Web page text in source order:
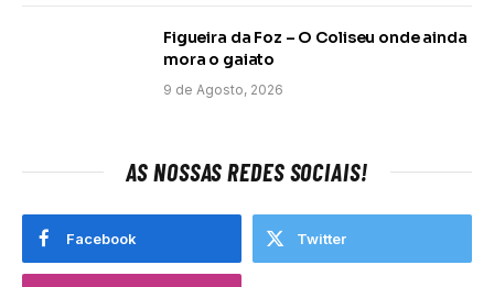
Figueira da Foz – O Coliseu onde ainda
mora o gaiato
9 de Agosto, 2026
AS NOSSAS REDES SOCIAIS!
Facebook Twitter